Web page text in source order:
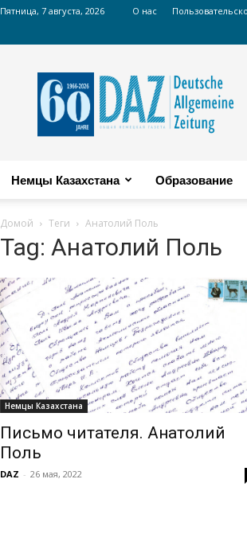
Пятница, 7 августа, 2026 О нас
Russian
DAZ
Немцы Казахстана Образование
Домой Теги Анатолий Поль
Tag: Анатолий Поль
Немцы Казахстана
Письмо читателя. Анатолий
Поль
DAZ - 26 мая, 2022